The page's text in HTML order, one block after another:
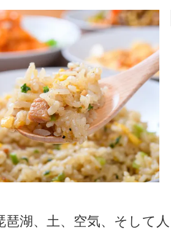
琶湖、土、空気、そして人